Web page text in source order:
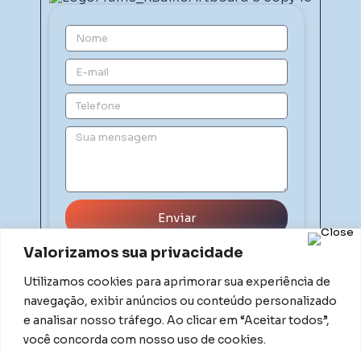
Valorizamos sua privacidade
Utilizamos cookies para aprimorar sua experiência de
navegação, exibir anúncios ou conteúdo personalizado
e analisar nosso tráfego. Ao clicar em “Aceitar todos”,
você concorda com nosso uso de cookies.
Enviar